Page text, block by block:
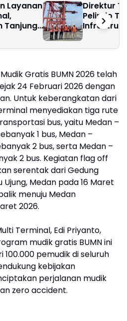
Layanan
Tanjung
Positif
Direktur
Pelindo
di Belawan
Gratis BUMN 2026 telah
24 Februari 2026 dengan
Untuk keberangkatan dari
menyediakan tiga rute
bus, yaitu Medan –
1 bus, Medan –
2 bus, serta Medan –
2 bus. Kegiatan flag off
serentak dari Gedung
Medan pada 16 Maret
menuju Medan
2026.
Terminal, Edi Priyanto,
mudik gratis BUMN ini
pemudik di seluruh
kebijakan
perjalanan mudik
zero accident.